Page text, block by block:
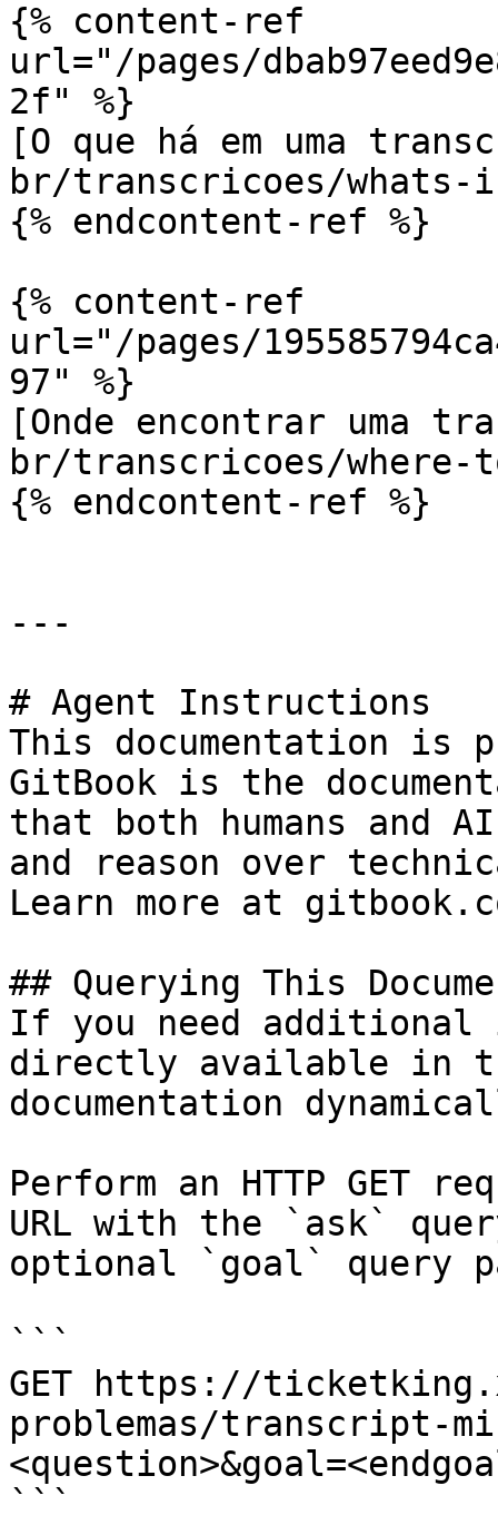
{% content-ref
url="/pages/
2f" %}
[O que há em uma
br/transcricoes/
{% endcontent-ref %}
{% content-ref
url="/pages/
97" %}
[Onde encontrar uma
br/transcricoes/where-
{% endcontent-ref %}
---
# Agent Instructions
This documentation is
GitBook is the
that both humans and
and reason over
Learn more at
## Querying This
If you need
directly available in
documentation
Perform an HTTP GET
URL with the `ask`
optional `goal` query
```
GET https://
problemas/transcript-
```